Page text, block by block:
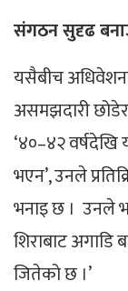
संगठन सुदृढ
यसैबीच
असमझदारी
‘४०–४२
भएन’, उनले
भनाइ छ । उनले
शिराबाट
जितेको छ ।’